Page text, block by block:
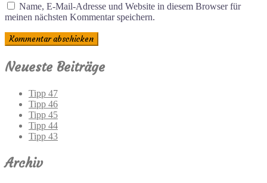
Name, E-Mail-Adresse und Website in diesem Browser für
meinen nächsten Kommentar speichern.
Neueste Beiträge
Tipp 47
Tipp 46
Tipp 45
Tipp 44
Tipp 43
Archiv